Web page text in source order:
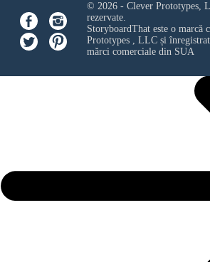
© 2026 - Clever Prototypes,
rezervate.
StoryboardThat este o marcă
Prototypes , LLCși
mărci comerciale din SUA